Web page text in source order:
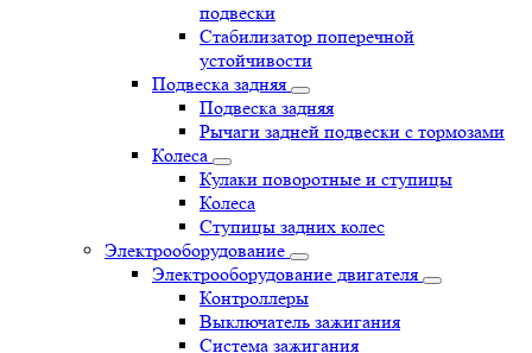
подвески
Стабилизатор поперечной
устойчивости
Подвеска задняя
Подвеска задняя
Рычаги задней подвески с тормозами
Колеса
Кулаки поворотные и ступицы
Колеса
Ступицы задних колес
Электрооборудование
Электрооборудование двигателя
Контроллеры
Выключатель зажигания
Система зажигания